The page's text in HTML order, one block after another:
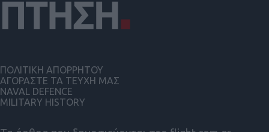
ΠΟΛΙΤΙΚΗ ΑΠΟΡΡΗΤΟΥ
ΑΓΟΡΑΣΤΕ ΤΑ ΤΕΥΧΗ ΜΑΣ
NAVAL DEFENCE
MILITARY HISTORY